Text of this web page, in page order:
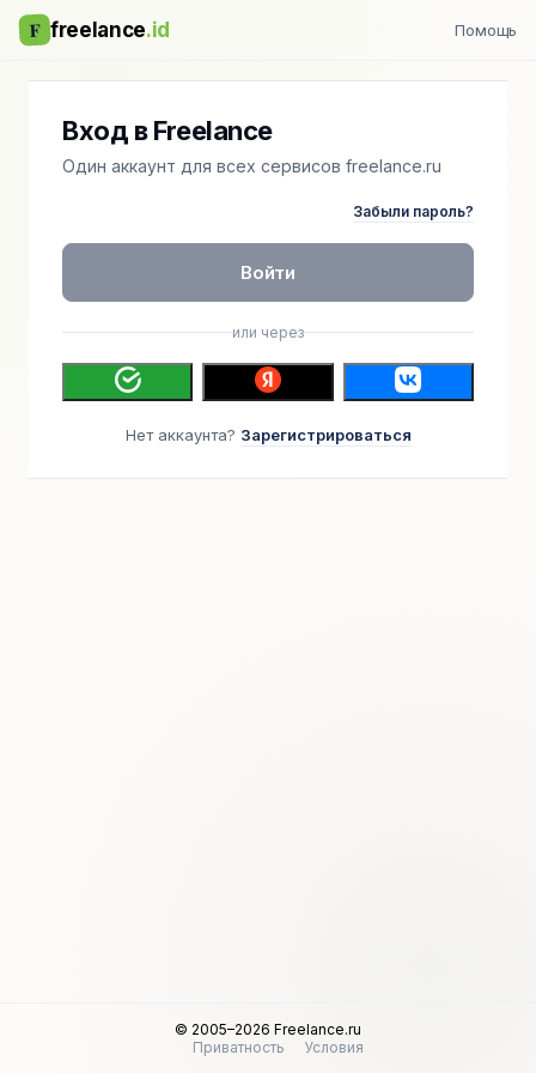
F freelance.id Помощь
Вход в Freelance
Один аккаунт для всех сервисов freelance.ru
Забыли пароль?
Войти
или через
Нет аккаунта? Зарегистрироваться
© 2005–2026 Freelance.ru
Приватность
Условия